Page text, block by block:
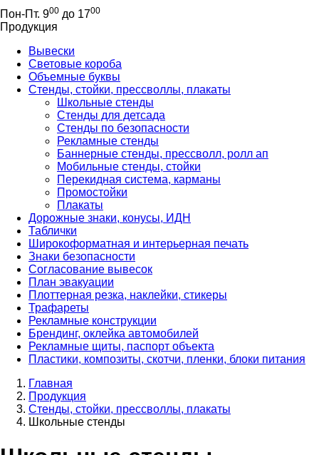
Пон-Пт. 900 до 1700
Продукция
Вывески
Световые короба
Объемные буквы
Стенды, стойки, прессволлы, плакаты
Школьные стенды
Стенды для детсада
Стенды по безопасности
Рекламные стенды
Баннерные стенды, прессволл, ролл ап
Мобильные стенды, стойки
Перекидная система, карманы
Промостойки
Плакаты
Дорожные знаки, конусы, ИДН
Таблички
Широкоформатная и интерьерная печать
Знаки безопасности
Согласование вывесок
План эвакуации
Плоттерная резка, наклейки, стикеры
Трафареты
Рекламные конструкции
Брендинг, оклейка автомобилей
Рекламные щиты, паспорт объекта
Пластики, композиты, скотчи, пленки, блоки питания
Главная
Продукция
Стенды, стойки, прессволлы, плакаты
Школьные стенды